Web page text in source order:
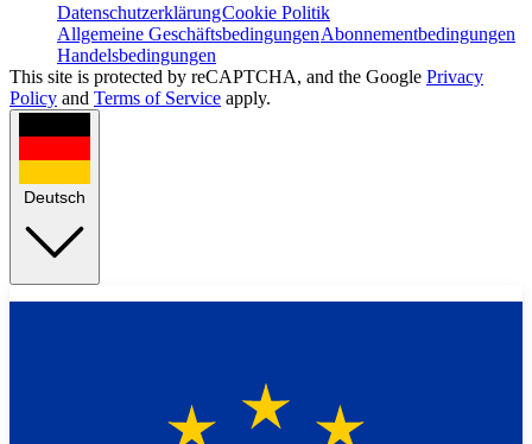
DatenschutzerklärungCookie Politik
Allgemeine GeschäftsbedingungenAbonnementbedingungen
Handelsbedingungen
This site is protected by reCAPTCHA, and the Google Privacy
Policy and Terms of Service apply.
Deutsch